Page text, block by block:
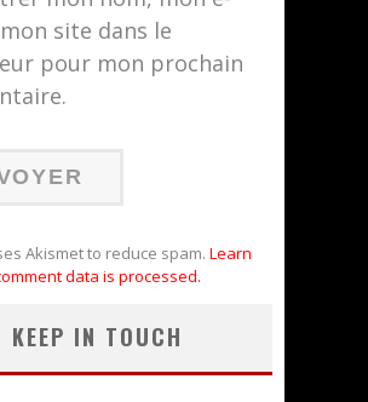
site dans le
pour mon prochain
Akismet to reduce spam. Learn
data is processed.
KEEP IN TOUCH